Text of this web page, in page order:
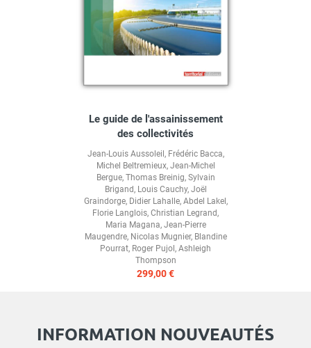
Le guide de l'assainissement
des collectivités
Jean-Louis Aussoleil, Frédéric Bacca,
Michel Beltremieux, Jean-Michel
Bergue, Thomas Breinig, Sylvain
Brigand, Louis Cauchy, Joël
Graindorge, Didier Lahalle, Abdel Lakel,
Florie Langlois, Christian Legrand,
Maria Magana, Jean-Pierre
Maugendre, Nicolas Mugnier, Blandine
Pourrat, Roger Pujol, Ashleigh
Thompson
299,00 €
INFORMATION NOUVEAUTÉS